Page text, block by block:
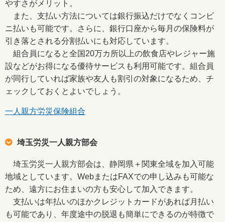
やすさがメリット。
また、支払い方法については銀行振込だけでなくコンビ
ニ払いも可能です。さらに、銀行口座から毎月の保険料が
引き落とされる分割払いにも対応しています。
組合員になると全国20万カ所以上の飲食店やレジャー施
設などがお得になる優待サービスも利用可能です。組合員
が同行していれば家族や友人も割引の対象になるため、チ
ェックしておくとよいでしょう。
一人親方労災保険組合
埼玉労災一人親方部会
埼玉労災一人親方部会は、静岡県＋関東全域を加入可能
地域としています。WebまたはFAXでの申し込みも可能な
ため、遠方にお住まいの方も安心して加入できます。
支払いは年払いのほかクレジットカードがあれば月払い
も可能であり、年度途中の脱退も簡単にできるのが特徴で